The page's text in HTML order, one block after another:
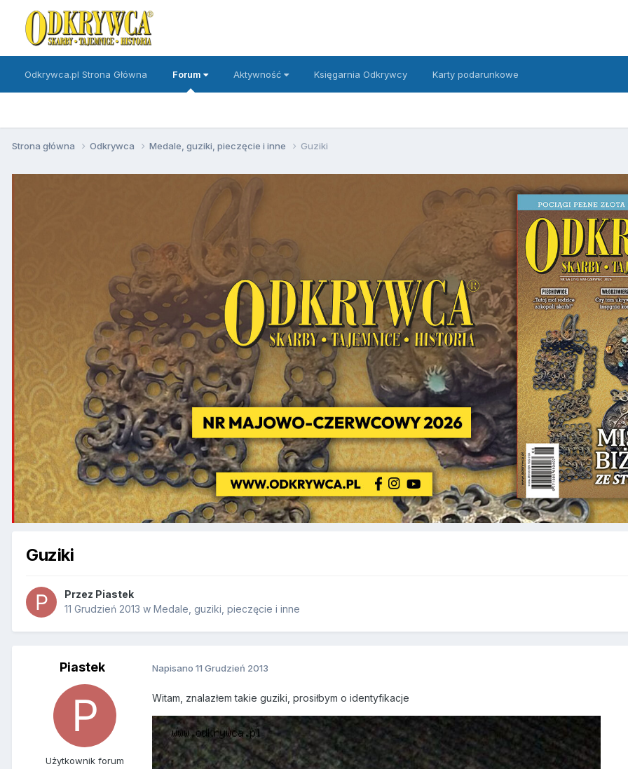
Odkrywca.pl Strona Główna Forum Aktywność Księgarnia Odkrywcy Karty podarunkowe
Strona główna Odkrywca Medale, guziki, pieczęcie i inne Guziki
Guziki
Przez Piastek
11 Grudzień 2013 w Medale, guziki, pieczęcie i inne
Piastek
Użytkownik forum
Napisano 11 Grudzień 2013
Witam, znalazłem takie guziki, prosiłbym o identyfikacje